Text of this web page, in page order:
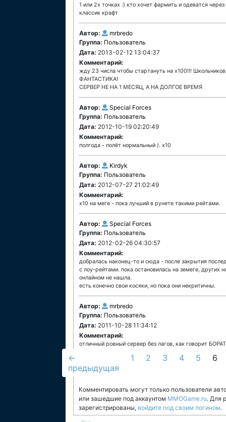
1 или 2х точках :) кто хочет фармить и одеватся
классик крафт
Автор:
mrbredo
Группа: Пользователь
Дата: 2013-02-12 13:04:37
Комментарий:
жду 23 числа чтобы стартануть на х100!!!
ФАНТАСТИКА!
СЕРВЕР НЕ НА 1 МЕСЯЦ, А НА ДОЛГОЕ ВРЕМЯ
Автор:
Special Forces
Группа: Пользователь
Дата: 2012-10-19 02:20:49
Комментарий:
полгода - полёт нормальный ). х10
Автор:
Kirdyk
Группа: Пользователь
Дата: 2012-07-27 21:02:49
Комментарий:
х10 на меге - пока лучший в рунете такими рейтами.
Автор:
Special Forces
Группа: Пользователь
Дата: 2012-02-26 04:30:57
Комментарий:
добралась наконец-то и сюда - после закрытия
с лоу-рейтами. пока остановилась на земеге,
онлайном не нашла.
есть конечно свои косяки, но пока они некритичны.
Автор:
mrbredo
Группа: Пользователь
Дата: 2011-10-28 11:34:12
Комментарий:
отличный ровный сервер без лагов, как говорит
←
предыдущая
1 2 3 4 5 6
Комментировать могут только пользователи
или зашедшие под аккаунтом MMOGame.ru. Для
зарегистрированы, войдите под своим логином.